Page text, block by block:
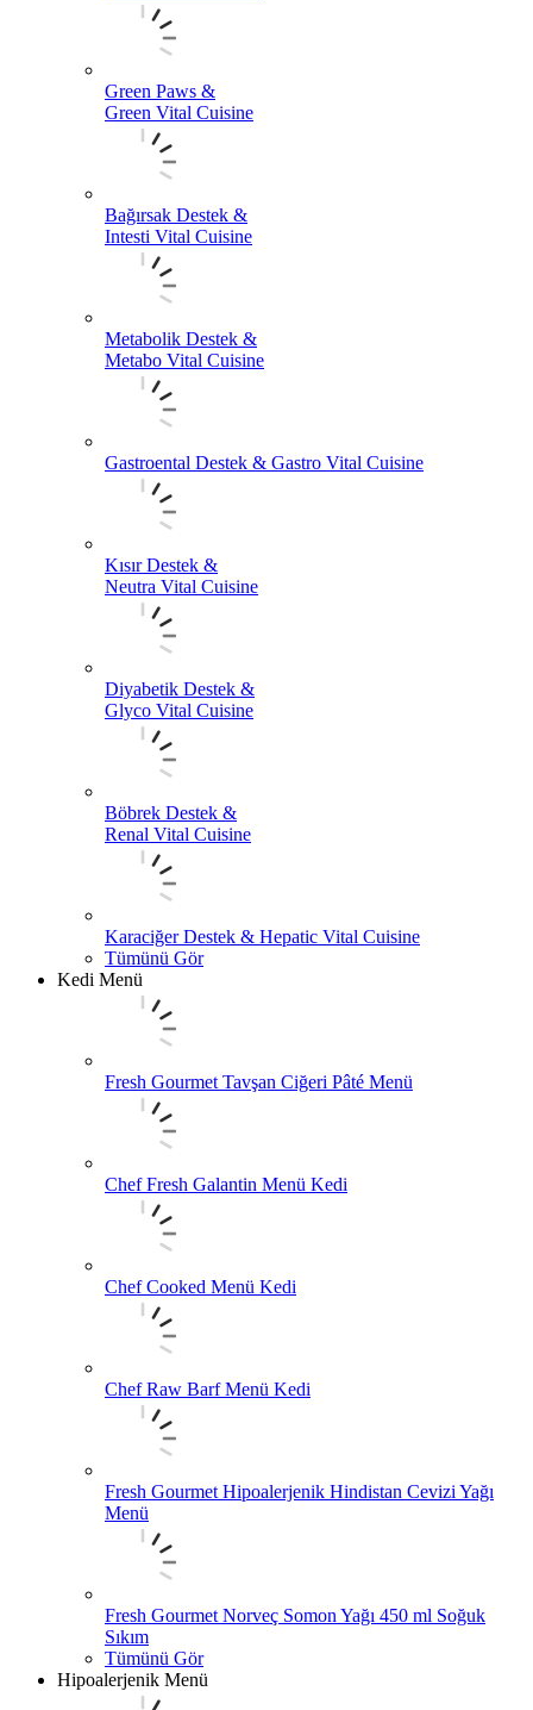
Green Paws &
Green Vital Cuisine
Bağırsak Destek &
Intesti Vital Cuisine
Metabolik Destek &
Metabo Vital Cuisine
Gastroental Destek & Gastro Vital Cuisine
Kısır Destek &
Neutra Vital Cuisine
Diyabetik Destek &
Glyco Vital Cuisine
Böbrek Destek &
Renal Vital Cuisine
Karaciğer Destek & Hepatic Vital Cuisine
Tümünü Gör
Kedi Menü
Fresh Gourmet Tavşan Ciğeri Pâté Menü
Chef Fresh Galantin Menü Kedi
Chef Cooked Menü Kedi
Chef Raw Barf Menü Kedi
Fresh Gourmet Hipoalerjenik Hindistan Cevizi Yağı
Menü
Fresh Gourmet Norveç Somon Yağı 450 ml Soğuk
Sıkım
Tümünü Gör
Hipoalerjenik Menü